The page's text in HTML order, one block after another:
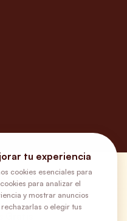
ayuda?
tu experiencia
cookies esenciales para
para analizar el
y mostrar anuncios
o elegir tus